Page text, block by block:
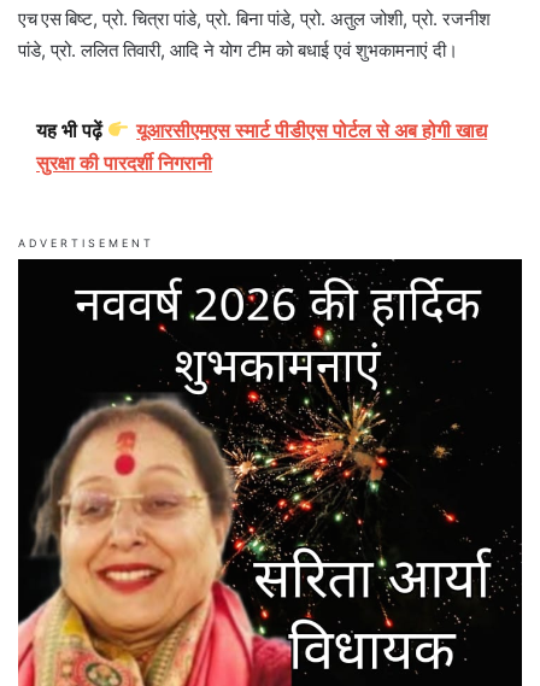
एच एस बिष्ट, प्रो. चित्रा पांडे, प्रो. बिना पांडे, प्रो. अतुल जोशी, प्रो. रजनीश
पांडे, प्रो. ललित तिवारी, आदि ने योग टीम को बधाई एवं शुभकामनाएं दी।
यह भी पढ़ें
यूआरसीएमएस स्मार्ट पीडीएस पोर्टल से अब होगी खाद्य
सुरक्षा की पारदर्शी निगरानी
ADVERTISEMENT